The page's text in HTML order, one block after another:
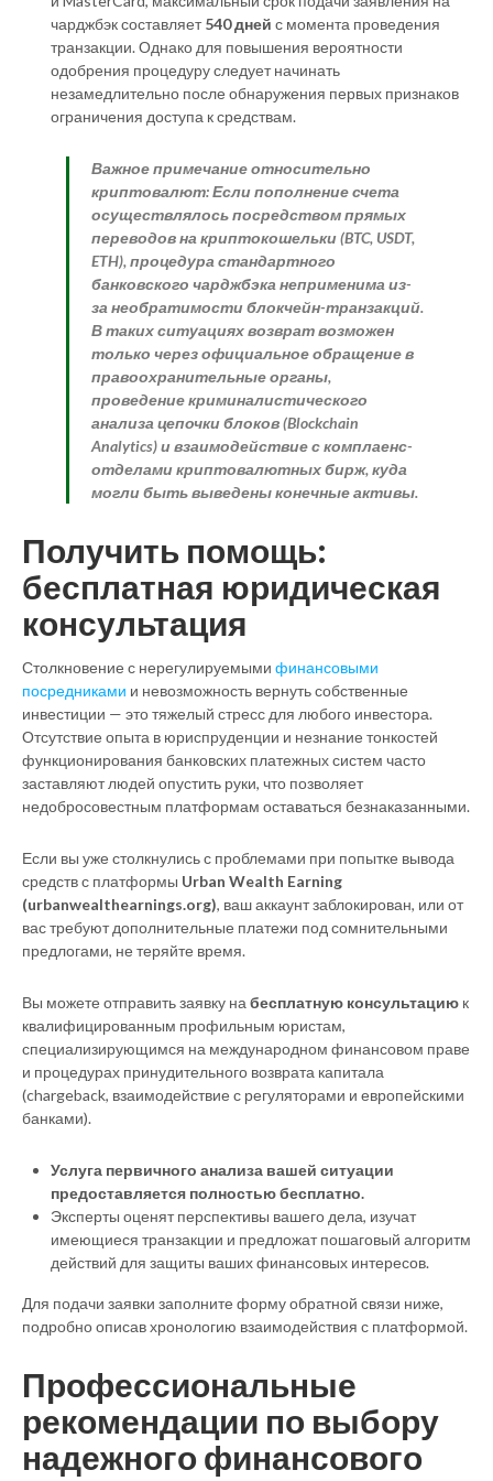
чарджбэк составляет540 дней с момента проведения
транзакции. Однако для повышения вероятности
одобрения процедуру следует начинать
незамедлительно после обнаружения первых признаков
ограничения доступа к средствам.
Важное примечание относительно
криптовалют:Если пополнение счета
осуществлялось посредством прямых
переводов на криптокошельки (BTC, USDT,
ETH), процедура стандартного
банковского чарджбэка неприменима из-
за необратимости блокчейн-транзакций.
В таких ситуациях возврат возможен
только через официальное обращение в
правоохранительные органы,
проведение криминалистического
анализа цепочки блоков (Blockchain
Analytics) и взаимодействие с комплаенс-
отделами криптовалютных бирж, куда
могли быть выведены конечные активы.
Получить помощь:
бесплатная юридическая
консультация
Столкновение с нерегулируемыми финансовыми
посредниками и невозможность вернуть собственные
инвестиции — это тяжелый стресс для любого инвестора.
Отсутствие опыта в юриспруденции и незнание тонкостей
функционирования банковских платежных систем часто
заставляют людей опустить руки, что позволяет
недобросовестным платформам оставаться безнаказанными.
Если вы уже столкнулись с проблемами при попытке вывода
средств с платформы Urban Wealth Earning
(urbanwealthearnings.org), ваш аккаунт заблокирован, или от
вас требуют дополнительные платежи под сомнительными
предлогами, не теряйте время.
Вы можете отправить заявку на бесплатную консультацию к
квалифицированным профильным юристам,
специализирующимся на международном финансовом праве
и процедурах принудительного возврата капитала
(chargeback, взаимодействие с регуляторами и европейскими
банками).
Услуга первичного анализа вашей ситуации
предоставляется полностью бесплатно.
Эксперты оценят перспективы вашего дела, изучат
имеющиеся транзакции и предложат пошаговый алгоритм
действий для защиты ваших финансовых интересов.
Для подачи заявки заполните форму обратной связи ниже,
подробно описав хронологию взаимодействия с платформой.
Профессиональные
рекомендации по выбору
надежного финансового